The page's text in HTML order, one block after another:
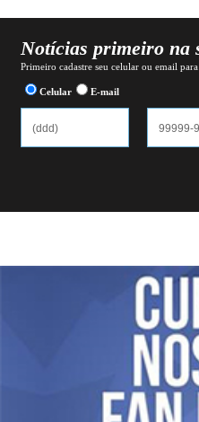
Notícias primeiro na
Primeiro cadastre seu celular ou email
Celular E-mail